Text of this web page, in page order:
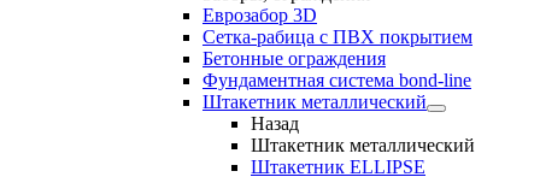
Еврозабор 3D
Сетка-рабица с ПВХ покрытием
Бетонные ограждения
Фундаментная система bond-line
Штакетник металлический
Назад
Штакетник металлический
Штакетник ELLIPSE